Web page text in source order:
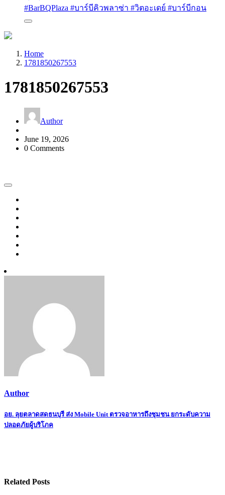
#BarBQPlaza #บาร์บีคิวพลาซ่า #วิตอะเดย์ #บาร์บีกอน
Home
1781850267553
1781850267553
Author
June 19, 2026
0 Comments
Author
Post
navigation
อย. ลุยตลาดสดธนบุรี ส่ง Mobile Unit ตรวจอาหารถึงชุมชน ยกระดับความ
ปลอดภัยผู้บริโภค
Related Posts